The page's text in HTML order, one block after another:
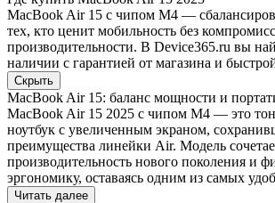
MacBook Air 15 с чипом M4 —
тех, кто ценит мобильность без
производительности. В Device365.ru вы
наличии с гарантией от магазина и
Скрыть
MacBook Air 15: баланс мощности и
MacBook Air 15 2025 с чипом M4 — это
ноутбук с увеличенным экраном,
преимущества линейки Air. Модель
производительность нового поколения и
эргономику, оставаясь одним из самых
Читать далее